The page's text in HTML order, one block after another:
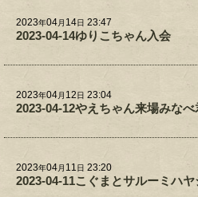
2023年04月 14日 23:47
2023-04-14ゆりこちゃん入会
2023年04月 12日 23:04
2023-04-12やえちゃん来場みなべ
2023年04月 11日 23:20
2023-04-11こぐまとサルーミハ